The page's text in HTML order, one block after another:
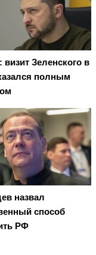
визит Зеленского в
полным
назвал
способ
РФ